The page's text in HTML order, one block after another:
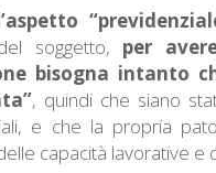
soggetto, per
bisogna intanto
, quindi che siano
e che la propria
capacità lavorative e